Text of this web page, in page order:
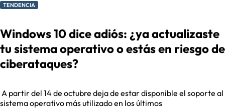
TENDENCIA
Windows 10 dice adiós: ¿ya actualizaste
tu sistema operativo o estás en riesgo de
ciberataques?
A partir del 14 de octubre deja de estar disponible el soporte al
sistema operativo más utilizado en los últimos